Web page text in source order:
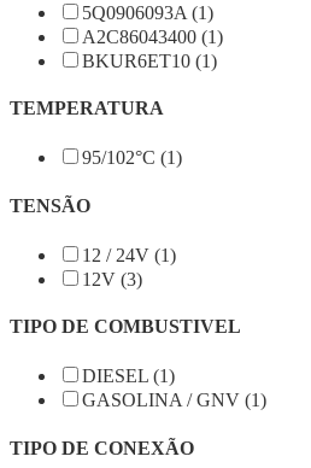
5Q0906093A (1)
A2C86043400 (1)
BKUR6ET10 (1)
TEMPERATURA
95/102°C (1)
TENSÃO
12 / 24V (1)
12V (3)
TIPO DE COMBUSTIVEL
DIESEL (1)
GASOLINA / GNV (1)
TIPO DE CONEXÃO